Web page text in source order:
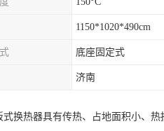
1150*1020*490cm
底座固定式
济南
式换热器具有传热、占地面积小、